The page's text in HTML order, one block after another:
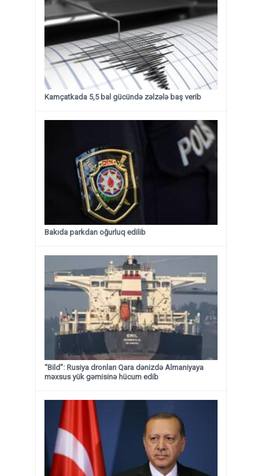
Kamçatkada 5,5 bal gücündə zəlzələ baş verib
Bakıda parkdan oğurluq edilib
“Bild”: Rusiya dronları Qara dənizdə Almaniyaya
məxsus yük gəmisinə hücum edib